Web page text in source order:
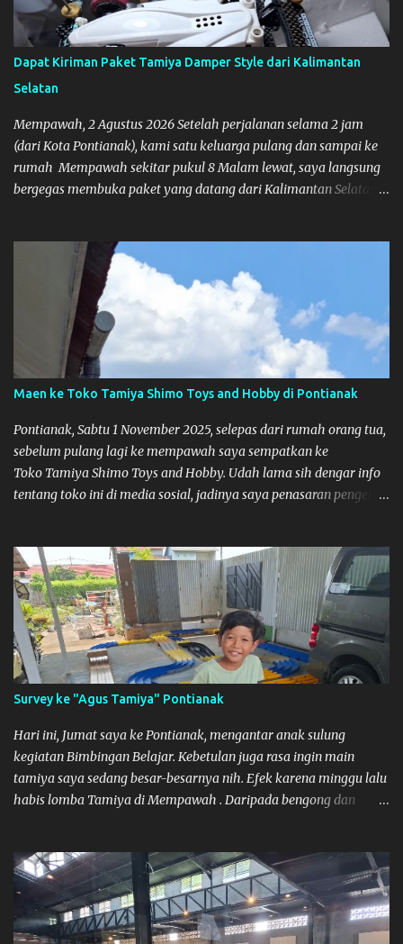
Dapat Kiriman Paket Tamiya Damper Style dari Kalimantan
Selatan
Mempawah, 2 Agustus 2026 Setelah perjalanan selama 2 jam
(dari Kota Pontianak), kami satu keluarga pulang dan sampai ke
rumah Mempawah sekitar pukul 8 Malam lewat, saya langsung
bergegas membuka paket yang datang dari Kalimantan Selatan.
Maen ke Toko Tamiya Shimo Toys and Hobby di Pontianak
Pontianak, Sabtu 1 November 2025, selepas dari rumah orang tua,
sebelum pulang lagi ke mempawah saya sempatkan ke
Toko Tamiya Shimo Toys and Hobby. Udah lama sih dengar info
tentang toko ini di media sosial, jadinya saya penasaran pengen
bukanya di jam 1. Saya pulang dulu ke rumah ortu di Sepakat,
untuk istirahat. So malamnya sebelum pulang ke Mempawah
saya sempatkan lagi kesini. Saya belanja beberapa part disini.
Untuk Lokasi Tempat:
Survey ke "Agus Tamiya" Pontianak
Hari ini, Jumat saya ke Pontianak, mengantar anak sulung
kegiatan Bimbingan Belajar. Kebetulan juga rasa ingin main
tamiya saya sedang besar-besarnya nih. Efek karena minggu lalu
habis lomba Tamiya di Mempawah . Daripada bengong dan